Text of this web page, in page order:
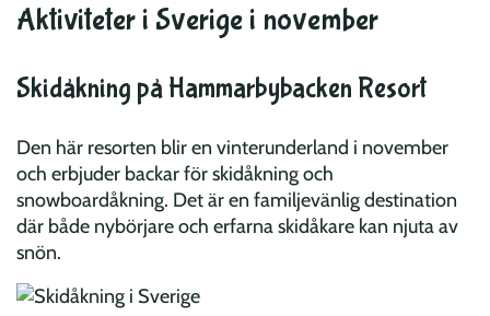
Aktiviteter i Sverige i november
Skidåkning på Hammarbybacken Resort
Den här resorten blir en vinterunderland i november
och erbjuder backar för skidåkning och
snowboardåkning. Det är en familjevänlig destination
där både nybörjare och erfarna skidåkare kan njuta av
snön.